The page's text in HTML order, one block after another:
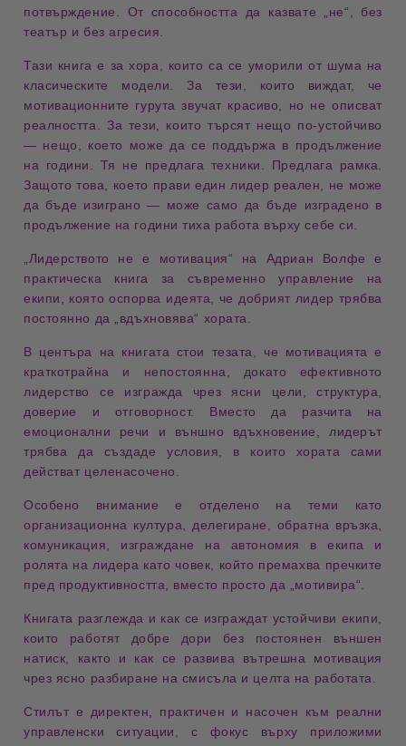
потвърждение. От способността да казвате „не“, без
театър и без агресия.
Тази книга е за хора, които са се уморили от шума на
класическите модели. За тези, които виждат, че
мотивационните гурута звучат красиво, но не описват
реалността. За тези, които търсят нещо по-устойчиво
— нещо, което може да се поддържа в продължение
на години . Тя не предлага техники . Предлага рамка
Защото това, което прави един лидер реален, не може
да бъде изиграно — може само да бъде изградено в
продължение на години тиха работа върху себе си.
„Лидерството не е мотивация“ на Адриан Волфе
е
практическа книга за съвременно управление на
екипи, която оспорва идеята, че добрият лидер трябва
постоянно да „вдъхновява“ хората.
В центъра на книгата стои тезата, че мотивацията е
краткотрайна и непостоянна
, докато ефективното
лидерство се изгражда чрез ясни цели ,структура
доверие
и отговорност. Вместо да разчита на
емоционални речи и външно вдъхновение, лидерът
трябва да създаде условия, в които хората сами
действат целенасочено.
Особено внимание е отделено на теми като
организационна култура
делегиране обратна връзка
комуникация
изграждане на автономия в екипа
и
ролята на лидера като човек, който премахва пречките
пред продуктивността, вместо просто да „мотивира“.
Книгата разглежда и как се изграждат устойчиви екипи
които работят добре дори без постоянен външен
натиск, както и как се развива вътрешна мотивация
чрез ясно разбиране на смисъла и целта на работата.
Стилът е директен практичен и насочен към реални
управленски ситуации, с фокус върху приложими